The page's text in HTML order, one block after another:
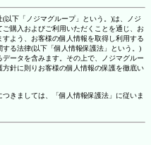
以下「ノジマグループ」という。)は、ノジ
購入およびご利用いただくことを通じ、お
よう、お客様の個人情報を取得し利用する
る法律(以下「個人情報保護法」という。)
ータを含みます。その上で、ノジマグルー
針に則りお客様の個人情報の保護を徹底い
きましては、「個人情報保護法」に従いま